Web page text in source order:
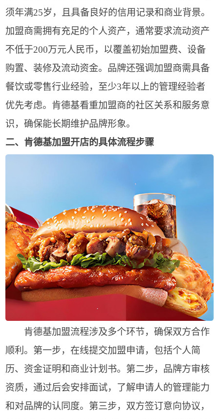
须年满25岁，且具备良好的信用记录和商业背景。
加盟商需拥有充足的个人资产，通常要求流动资产
不低于200万元人民币，以覆盖初始加盟费、设备
购置、装修及流动资金。品牌还强调加盟商需具备
餐饮或零售行业经验，至少3年以上的管理经验者
优先考虑。肯德基看重加盟商的社区关系和服务意
识，确保能长期维护品牌形象。
二、肯德基加盟开店的具体流程步骤
肯德基加盟流程涉及多个环节，确保双方合作
顺利。第一步，在线提交加盟申请，包括个人简
历、资金证明和商业计划书。第二步，品牌方审核
资质，通过后会安排面试，了解申请人的管理能力
和对品牌的认同度。第三步，双方签订意向协议，